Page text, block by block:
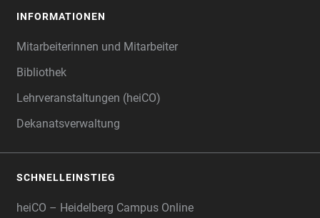
INFORMATIONEN
Mitarbeiterinnen und Mitarbeiter
Bibliothek
Lehrveranstaltungen (heiCO)
Dekanatsverwaltung
SCHNELLEINSTIEG
heiCO – Heidelberg Campus Online